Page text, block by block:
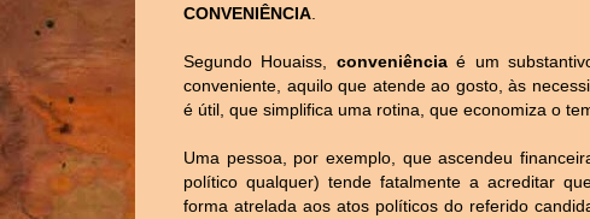
CONVENIÊNCIA
Segundo Houaiss, conveniênciaé um
conveniente, aquilo que atende ao gosto, às
é útil, que simplifica uma rotina, que economiza o
Uma pessoa, por exemplo, que ascendeu
político qualquer) tende fatalmente a acreditar
forma atrelada aos atos políticos do referido